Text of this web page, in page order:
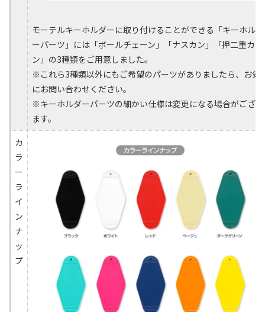
モーテルキーホルダーに取り付けることができる「キーホルダ
ーパーツ」には「ボールチェーン」「ナスカン」「押二重カ
ン」の3種類をご用意しました。
※これら3種類以外にもご希望のパーツがありましたら、お気
にお問い合わせください。
※キーホルダーパーツの細かい仕様は変更になる場合がござい
ます。
カ
ラ
ー
ラ
イ
ン
ナ
ッ
プ